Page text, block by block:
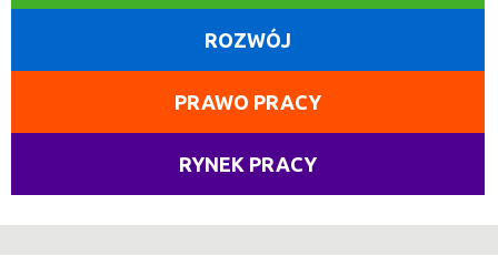
ROZWÓJ
PRAWO PRACY
RYNEK PRACY